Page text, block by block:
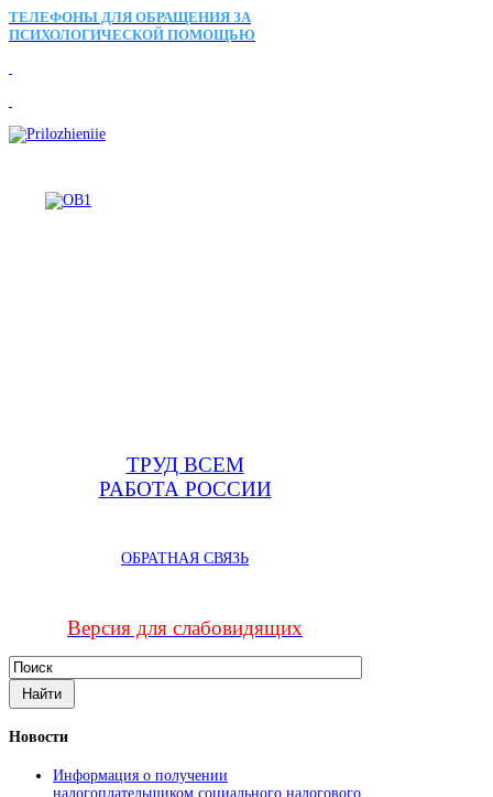
ТЕЛЕФОНЫ ДЛЯ ОБРАЩЕНИЯ ЗА
ПСИХОЛОГИЧЕСКОЙ ПОМОЩЬЮ
ТРУД ВСЕМ
РАБОТА РОССИИ
ОБРАТНАЯ СВЯЗЬ
Версия для слабовидящих
Новости
Информация о получении
налогоплательщиком социального налогового